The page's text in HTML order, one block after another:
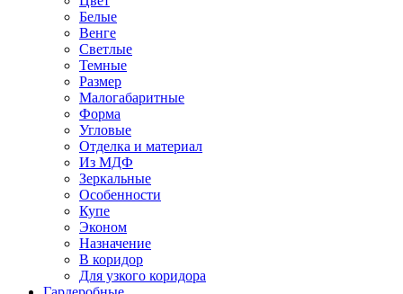
Белые
Венге
Светлые
Темные
Размер
Малогабаритные
Форма
Угловые
Отделка и материал
Из МДФ
Зеркальные
Особенности
Купе
Эконом
Назначение
В коридор
Для узкого коридора